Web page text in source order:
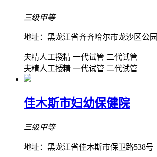
三级甲等
地址：黑龙江省齐齐哈尔市龙沙区公
夫精人工授精 一代试管 二代试管
夫精人工授精 一代试管 二代试管
佳木斯市妇幼保健院
三级甲等
地址：黑龙江省佳木斯市保卫路538号